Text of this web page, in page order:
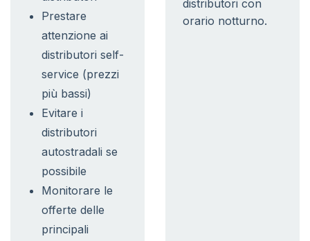
Prestare
attenzione ai
distributori self-
service (prezzi
più bassi)
Evitare i
distributori
autostradali se
possibile
Monitorare le
offerte delle
principali
distributori con
orario notturno.